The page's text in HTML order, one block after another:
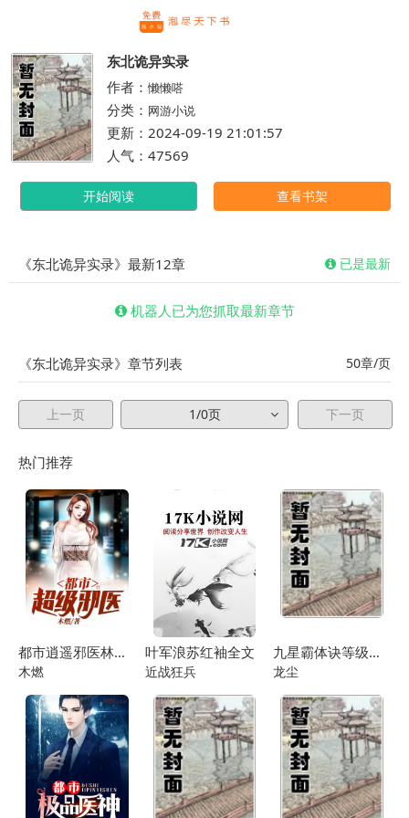
东北诡异实录
作者： 懒懒嗒
分类： 网游小说
更新：2024-09-19 21:01:57
人气：47569
开始阅读 查看书架
《东北诡异实录》最新12章 已是最新
机器人已为您抓取最新章节
《东北诡异实录》章节列表 50章/页
上一页 1/0页 下一页
热门推荐
都市逍遥邪医林辰苏夕然
木燃
叶军浪苏红袖全文
近战狂兵
九星霸体诀等级说明
龙尘